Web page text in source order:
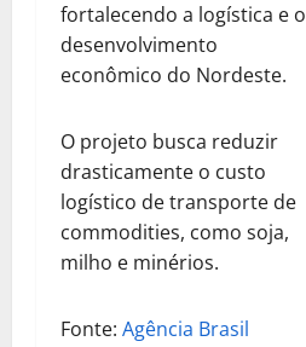
fortalecendo a logística e o
desenvolvimento
econômico do Nordeste.
O projeto busca reduzir
drasticamente o custo
logístico de transporte de
commodities, como soja,
milho e minérios.
Fonte: Agência Brasil